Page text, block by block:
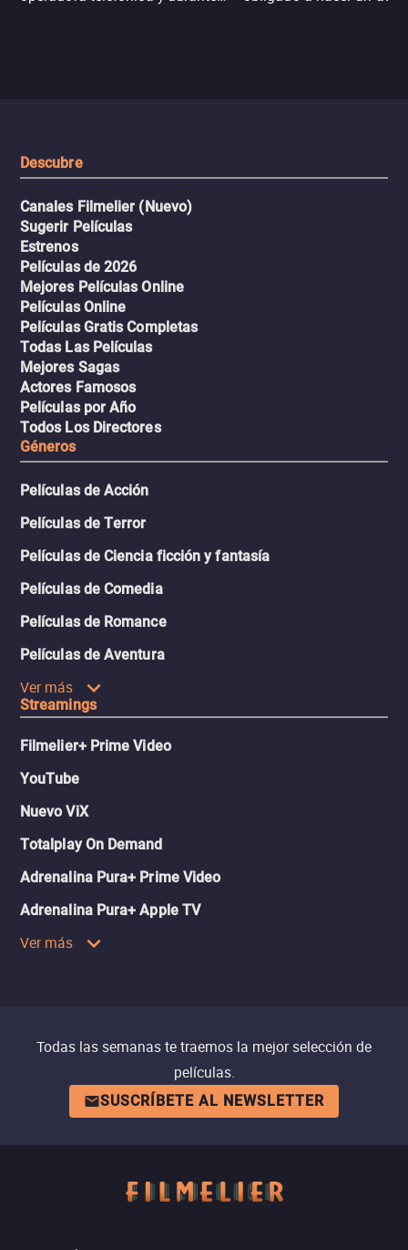
Descubre
Canales Filmelier (Nuevo)
Sugerir Películas
Estrenos
Películas de 2026
Mejores Películas Online
Películas Online
Películas Gratis Completas
Todas Las Películas
Mejores Sagas
Actores Famosos
Películas por Año
Todos Los Directores
Géneros
Películas de Acción
Películas de Terror
Películas de Ciencia ficción y fantasía
Películas de Comedia
Películas de Romance
Películas de Aventura
Ver más
Streamings
Filmelier+ Prime Video
YouTube
Nuevo ViX
Totalplay On Demand
Adrenalina Pura+ Prime Video
Adrenalina Pura+ Apple TV
Ver más
Todas las semanas te traemos la mejor selección de
películas.
SUSCRÍBETE AL NEWSLETTER